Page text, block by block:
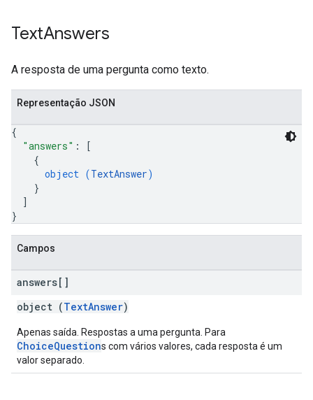
TextAnswers
A resposta de uma pergunta como texto.
Representação JSON
{
"answers" :
[
{
object (TextAnswer)
}
]
}
Campos
answers[]
object (TextAnswer)
Apenas saída. Respostas a uma pergunta. Para
ChoiceQuestions com vários valores, cada resposta é um
valor separado.